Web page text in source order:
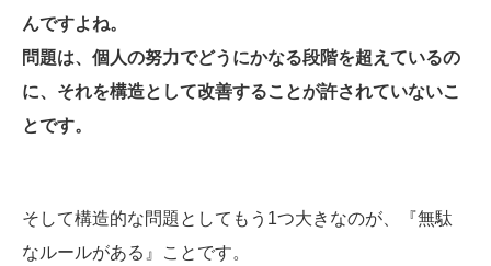
んですよね。
問題は、個人の努力でどうにかなる段階を超えているの
に、それを構造として改善することが許されていないこ
とです。
そして構造的な問題としてもう1つ大きなのが、『無駄
なルールがある』ことです。